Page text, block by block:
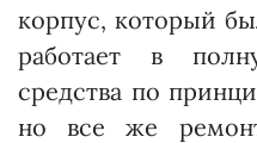
корпус, который
работает в
средства по
но все же